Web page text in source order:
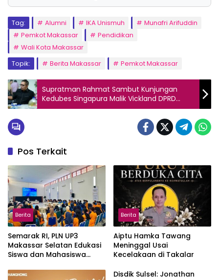
Tag: Alumni IKA Unismuh
Munafri Arifuddin
Pemkot Makassar
Pendidikan
Wali Kota Makassar
Topik:
Berita Makassar Pemkot Makassar
Supratman Rahmat Sambut Kunjungan
Kedubes Singapura Malik Vickland DPRD
Makassar
Pos Terkait
Berita
Semarak RI, PLN UP3
Makassar Selatan Edukasi
Siswa dan Mahasiswa
Berita
Aiptu Hamka Tawang
Meninggal Usai
Kecelakaan di Takalar
Disdik Sulsel: Jonathan